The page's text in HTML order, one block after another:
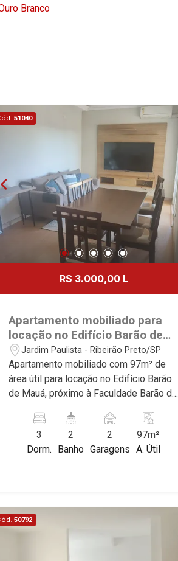
Branco
51040
R$ 3.000,00 L
Apartamento mobiliado para
locação no Edifício Barão de
Mauá, próximo à Faculdade
Barão de Mauá - Ribeirão
Preto/SP.
Jardim Paulista - Ribeirão Preto/SP
Apartamento mobiliado com 97m² de
área útil para locação no Edifício Barão
de Mauá, próximo à Faculdade Barão de
Preto/SP. Conheça as características
deste imóvel que a Martinelli
Imobiliária selecionou para você: -
ambientes com ar-condicionado -
Cozinha e área de serviço planejadas -
3
Dorm.
2
Banho
2
Garagens
97m²
A. Útil
50792